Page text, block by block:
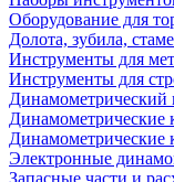
Оборудование для
Долота, зубила,
Инструменты для
Инструменты для
Динамометрический
Динамометрические
Динамометрические
Электронные
Запасные части и